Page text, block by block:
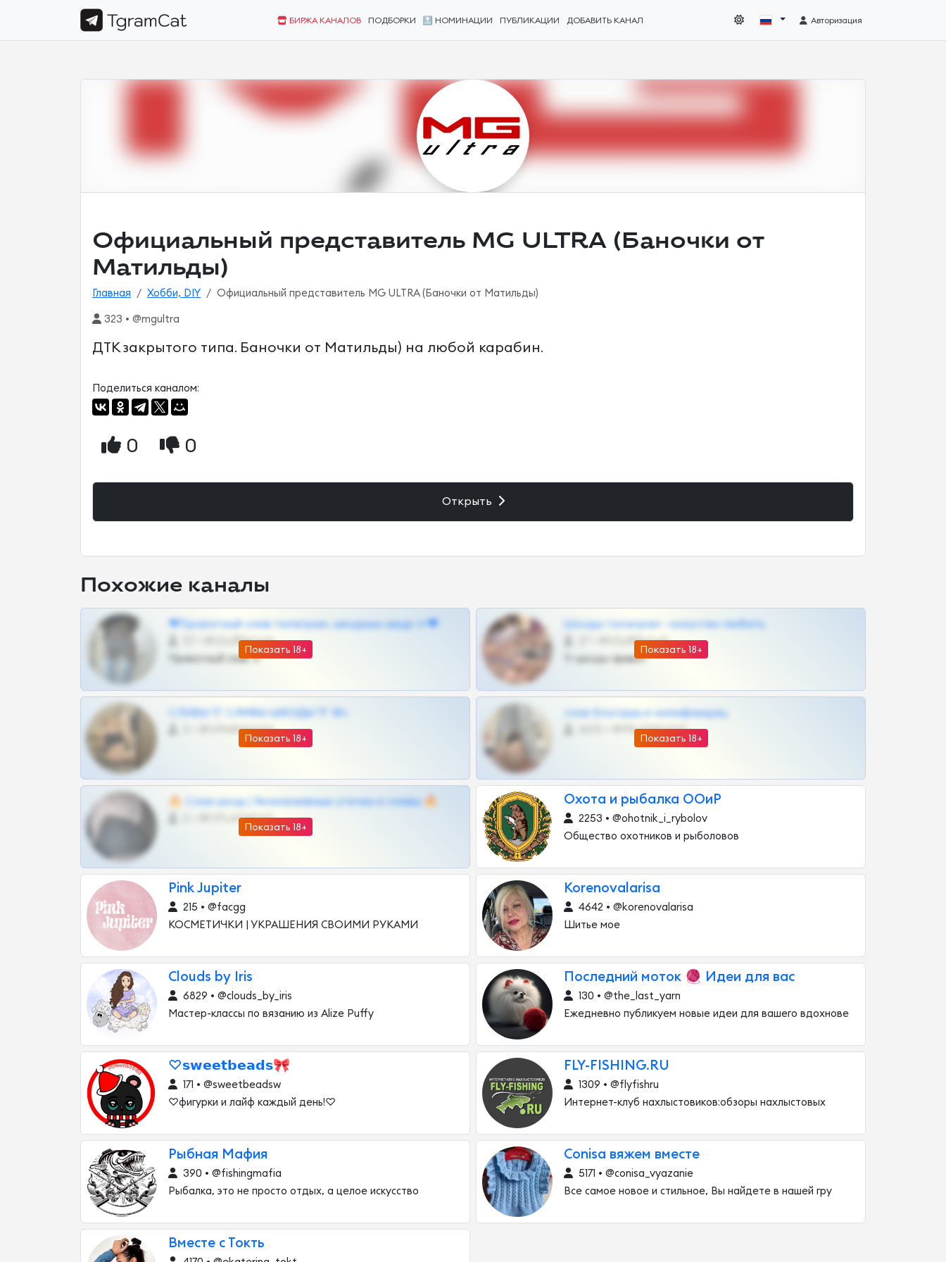
БИРЖА КАНАЛОВ ПОДБОРКИ 🔝 НОМИНАЦИИ ПУБЛИКАЦИИ ДОБАВИТЬ КАНАЛ Авторизация
Официальный представитель MG ULTRA (Баночки от
Матильды)
Главная Хобби, DIY Официальный представитель MG ULTRA (Баночки от Матильды)
323 • @mgultra
ДТК закрытого типа. Баночки от Матильды) на любой карабин.
Поделиться каналом:
0 0
Открыть
Похожие каналы
Показать 18+
❤Приватный слив телеграм, шкодных шкур тг❤
@SZu3ll3sCatt_bot
Приватный слив тг
Показать 18+
Шкоды телеграм - искуство любить
@SZu3ll3sCatt_bot
Тг шкоды приват
Показать 18+
СЛИВЫ ТГ СЛИВЫ ШКОДЫ ТГ 18+
@VIPARHIVS55BOT
Показать 18+
слив блогерш и онлифанщиц
@MILKPRIVATES39BOT
Показать 18+
🔥 Слив шкод | Эксклюзивные утечки и сливы 🔥
@OPLATAPODPSK1BOT
Охота и рыбалка ООиР
2253 • @ohotnik_i_rybolov
Общество охотников и рыболовов
Pink Jupiter
215 • @facgg
КОСМЕТИЧКИ | УКРАШЕНИЯ СВОИМИ РУКАМИ
Korenovalarisa
4642 • @korenovalarisa
Шитье мое
Clouds by Iris
6829 • @clouds_by_iris
Мастер-классы по вязанию из Alize Puffy
Последний моток 🧶 Идеи для вас
130 • @the_last_yarn
Ежедневно публикуем новые идеи для вашего вдохнове
♡𝘀𝘄𝗲𝗲𝘁𝗯𝗲𝗮𝗱𝘀🎀
171 • @sweetbeadsw
♡фигурки и лайф каждый день!♡
FLY-FISHING.RU
1309 • @flyfishru
Интернет-клуб нахлыстовиков:обзоры нахлыстовых
Рыбная Мафия
390 • @fishingmafia
Рыбалка, это не просто отдых, а целое искусство
Conisa вяжем вместе
5171 • @conisa_vyazanie
Все самое новое и стильное, Вы найдете в нашей гру
Вместе с Токть